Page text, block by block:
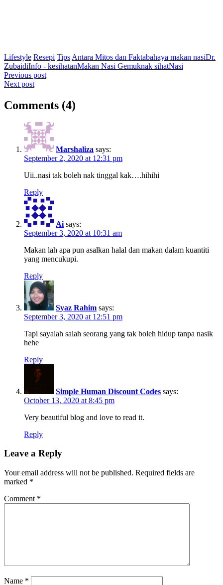
Lifestyle Resepi Tips Antara Mitos dan Faktabahaya makan nasiDr.
ZubaidiInfo - kesihatanMakan Nasi Gemuknak sihatNasi
Post
navigation
Previous post
Next post
Comments (4)
Marshaliza says:
September 2, 2020 at 12:31 pm
Uii..nasi tak boleh nak tinggal kak….hihihi
Reply
Ai says:
September 3, 2020 at 10:31 am
Makan lah apa pun asalkan halal dan makan dalam kuantiti
yang mencukupi.
Reply
Syaz Rahim says:
September 3, 2020 at 12:51 pm
Tapi sayalah salah seorang yang tak boleh hidup tanpa nasik
hehe
Reply
Simple Human Discount Codes says:
October 13, 2020 at 8:45 pm
Very beautiful blog and love to read it.
Reply
Leave a Reply
Your email address will not be published. Required fields are
marked *
Comment *
Name *